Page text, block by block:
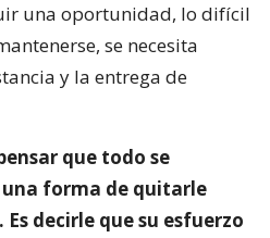
una oportunidad, lo difícil
se necesita
y la entrega de
que todo se
una forma de quitarle
decirle que su esfuerzo